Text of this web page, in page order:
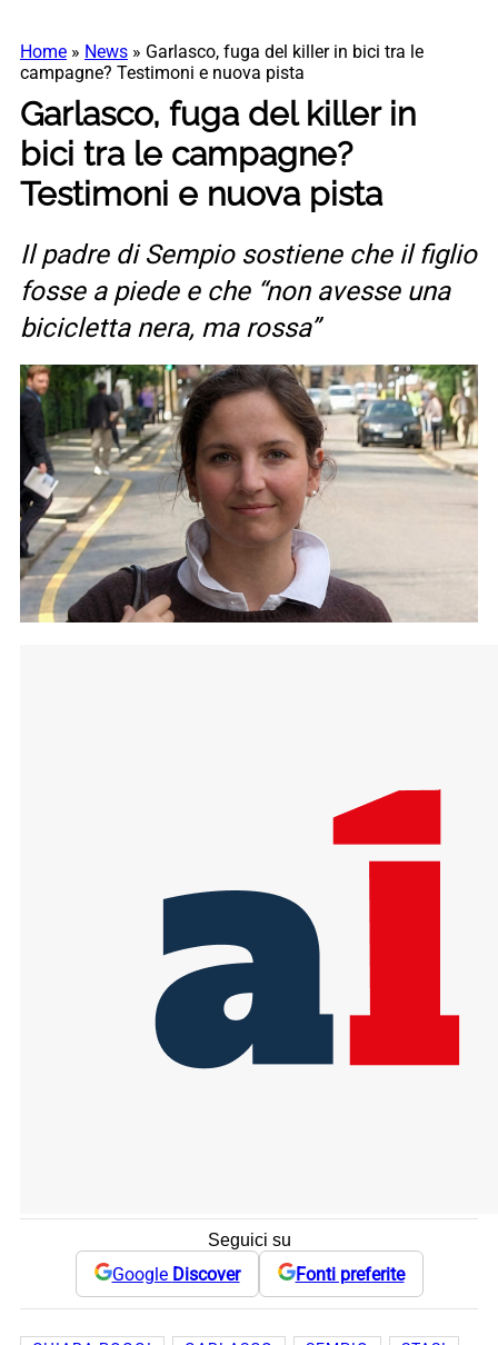
Home » News » Garlasco, fuga del killer in bici tra le
campagne? Testimoni e nuova pista
Garlasco, fuga del killer in
bici tra le campagne?
Testimoni e nuova pista
Il padre di Sempio sostiene che il figlio
fosse a piede e che “non avesse una
bicicletta nera, ma rossa”
Seguici su
Google Discover Fonti preferite